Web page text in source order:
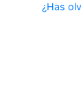
¿Has